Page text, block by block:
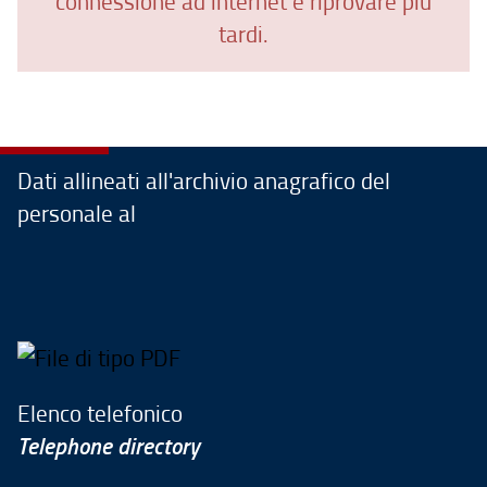
tardi.
Dati allineati all'archivio anagrafico del
personale al
Elenco telefonico
Telephone directory